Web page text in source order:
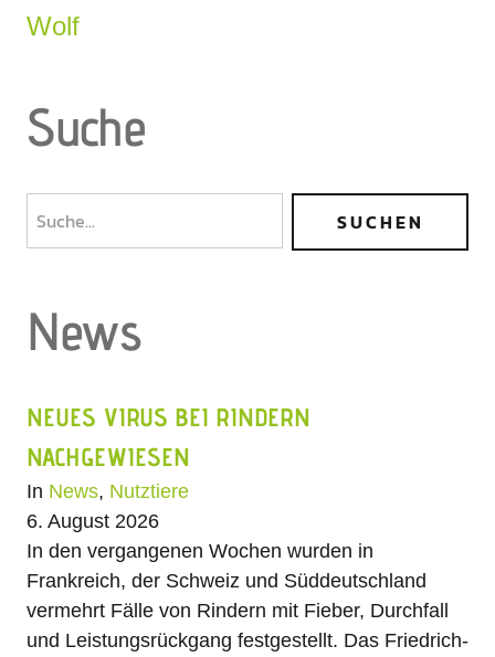
Wolf
Suche
News
NEUES VIRUS BEI RINDERN
NACHGEWIESEN
In News, Nutztiere
6. August 2026
In den vergangenen Wochen wurden in
Frankreich, der Schweiz und Süddeutschland
vermehrt Fälle von Rindern mit Fieber, Durchfall
und Leistungsrückgang festgestellt. Das Friedrich-